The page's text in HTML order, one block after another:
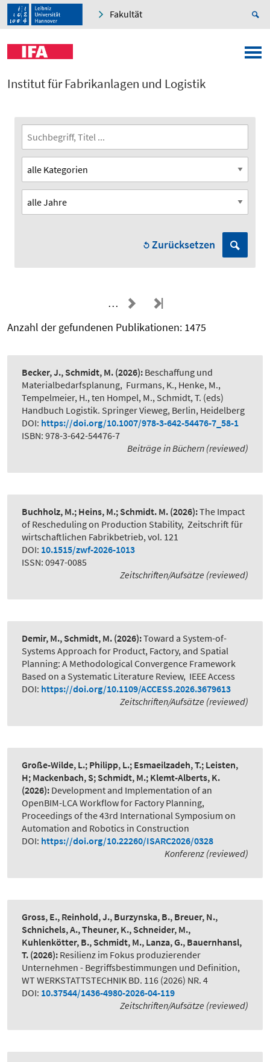
Fakultät
Institut für Fabrikanlagen und Logistik
Zurücksetzen
…
Anzahl der gefundenen Publikationen: 1475
Becker, J., Schmidt, M. (2026): Beschaffung und
Materialbedarfsplanung, Furmans, K., Henke, M.,
Tempelmeier, H., ten Hompel, M., Schmidt, T. (eds)
Handbuch Logistik. Springer Vieweg, Berlin, Heidelberg
DOI: https://doi.org/10.1007/978-3-642-54476-7_58-1
ISBN: 978-3-642-54476-7
Beiträge in Büchern (reviewed)
Buchholz, M.; Heins, M.; Schmidt. M. (2026):The Impact
of Rescheduling on Production Stability, Zeitschrift für
wirtschaftlichen Fabrikbetrieb, vol. 121
DOI: 10.1515/zwf-2026-1013
ISSN: 0947-0085
Zeitschriften/Aufsätze (reviewed)
Demir, M., Schmidt, M. (2026):Toward a System-of-
Systems Approach for Product, Factory, and Spatial
Planning: A Methodological Convergence Framework
Based on a Systematic Literature Review, IEEE Access
DOI: https://doi.org/10.1109/ACCESS.2026.3679613
Zeitschriften/Aufsätze (reviewed)
Große-Wilde, L.; Philipp, L.; Esmaeilzadeh, T.; Leisten,
H; Mackenbach, S; Schmidt, M.; Klemt-Alberts, K.
(2026): Development and Implementation of an
OpenBIM-LCA Workflow for Factory Planning,
Proceedings of the 43rd International Symposium on
Automation and Robotics in Construction
DOI: https://doi.org/10.22260/ISARC2026/0328
Konferenz (reviewed)
Gross, E., Reinhold, J., Burzynska, B., Breuer, N.,
Schnichels, A., Theuner, K., Schneider, M.,
Kuhlenkötter, B., Schmidt, M., Lanza, G., Bauernhansl,
T. (2026): Resilienz im Fokus produzierender
Unternehmen - Begriffsbestimmungen und Definition,
WT WERKSTATTSTECHNIK BD. 116 (2026) NR. 4
DOI: 10.37544/1436-4980-2026-04-119
Zeitschriften/Aufsätze (reviewed)